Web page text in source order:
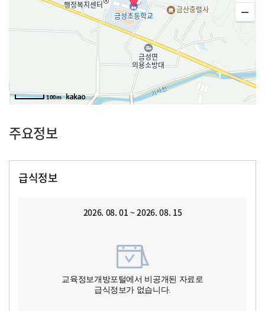
100m
주요정보
급식정보
2026. 08. 01 ~ 2026. 08. 15
교육정보개방포털에서 비공개된 자료로
급식정보가 없습니다.